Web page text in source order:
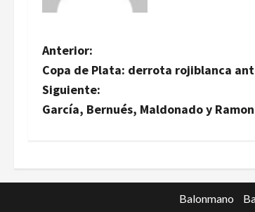
N
a
v
g
Anterior:
Copa de Plata: derrota rojiblanca
Siguiente:
García, Bernués, Maldonado y
Balonmano